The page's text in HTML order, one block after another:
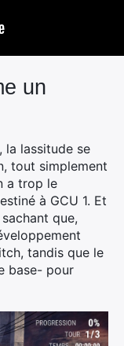
un
la lassitude se
tout simplement
a trop le
à GCU 1. Et
que,
tandis que le
base- pour